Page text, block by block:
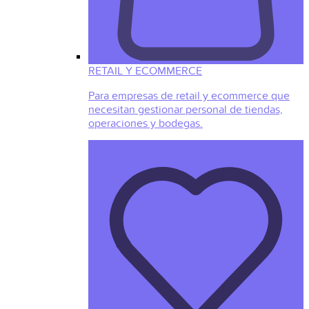
RETAIL Y ECOMMERCE
Para empresas de retail y ecommerce que
necesitan gestionar personal de tiendas,
operaciones y bodegas.